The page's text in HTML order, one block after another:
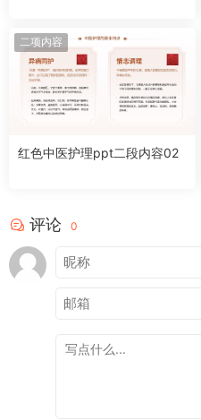
二项内容
红色中医护理ppt二段内容02
评论 0